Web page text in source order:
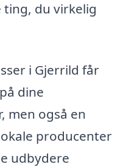
du virkelig
i Gjerrild får
dine
men også en
producenter
udbydere